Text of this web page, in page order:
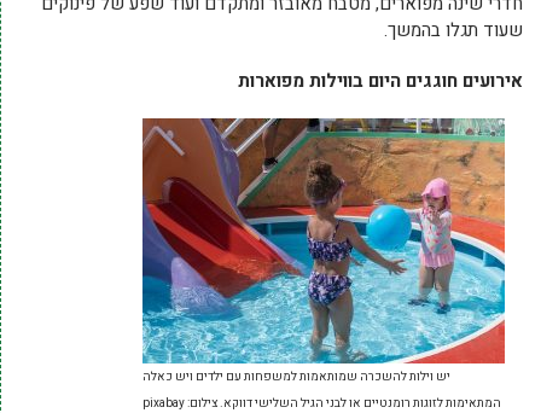
שעוד תגלו בהמשך.
אירועים חוגגים היום בווילות מפוארות
יש וילות להשכרה שמותאמות למשפחות עם ילדים ויש כאלה
המתאימות לזוגות רומנטיים או לבני הגיל השלישי דווקא. צילום: pixabay